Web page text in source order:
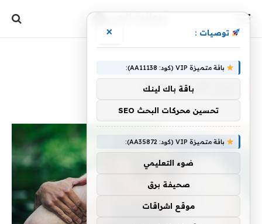
توصيات : ×
باقة متميزة VIP (كود: AA11138):
باقة باك لينك
تحسين محركات البحث SEO
باقة متميزة VIP (كود: AA35872):
ضوء التعليمي
صحيفة برق
موقع اشراقات